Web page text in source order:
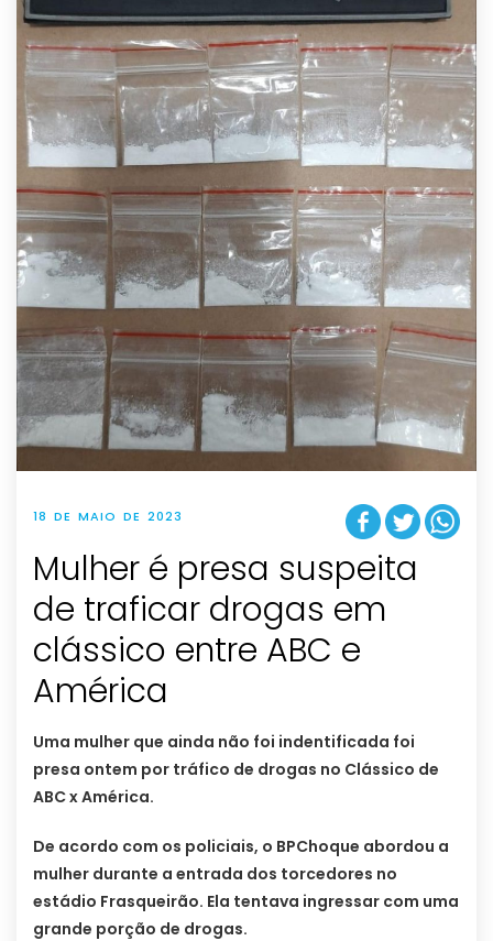
18 DE MAIO DE 2023
Mulher é presa suspeita
de traficar drogas em
clássico entre ABC e
América
Uma mulher que ainda não foi indentificada foi
presa ontem por tráfico de drogas no Clássico de
ABC x América.
De acordo com os policiais, o BPChoque abordou a
mulher durante a entrada dos torcedores no
estádio Frasqueirão. Ela tentava ingressar com uma
grande porção de drogas.